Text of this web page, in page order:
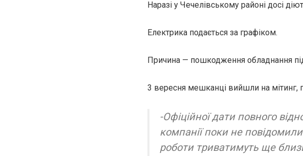
Наразі у Чечелівському районі досі
Електрика подається за графіком.
Причина — пошкодження обладнання під
3 вересня мешканці вийшли на
-Офіційної дати повного
компанії поки не
роботи триватимуть ще